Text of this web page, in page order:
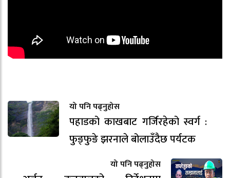
यो पनि पढ्नुहोस
पहाडको काखबाट गर्जिरहेको स्वर्ग :
फुङ्फुङे झरनाले बोलाउँदैछ पर्यटक
यो पनि पढ्नुहोस